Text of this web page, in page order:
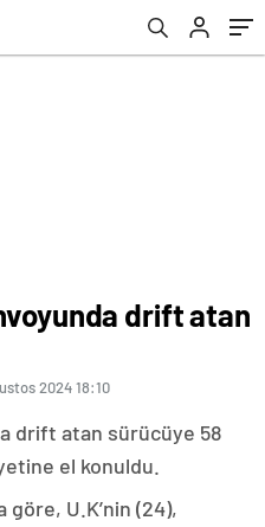
drift atan
2024 18:10
drift atan sürücüye 58
el konuldu.
göre, U.K’nin (24),